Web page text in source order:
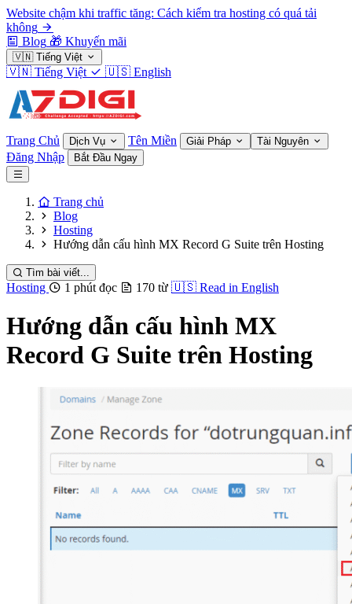
Website chậm khi traffic tăng: Cách kiểm tra hosting có quá tải
không
Blog 🎁 Khuyến mãi
🇻🇳 Tiếng Việt
🇻🇳 Tiếng Việt 🇺🇸 English
Trang Chủ Dịch Vụ Tên Miền Giải Pháp Tài Nguyên
Đăng Nhập Bắt Đầu Ngay
Trang chủ
Blog
Hosting
Hướng dẫn cấu hình MX Record G Suite trên Hosting
Tìm bài viết...
Hosting 1 phút đọc 170 từ 🇺🇸 Read in English
Hướng dẫn cấu hình MX
Record G Suite trên Hosting